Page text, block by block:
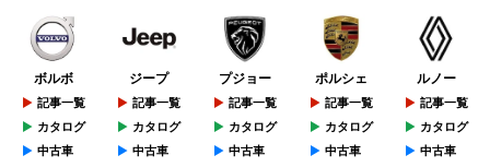
ボルボ
記事一覧
カタログ
中古車
ジープ
記事一覧
カタログ
中古車
プジョー
記事一覧
カタログ
中古車
ポルシェ
記事一覧
カタログ
中古車
ルノー
記事一覧
カタログ
中古車